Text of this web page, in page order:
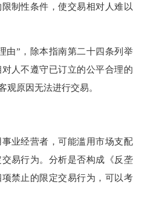
制性条件，使交易相对人难以
”，除本指南第二十四条列举
人不遵守已订立的公平合理的
观原因无法进行交易。
经营者，可能滥用市场支配
易行为。分析是否构成《反垄
禁止的限定交易行为，可以考